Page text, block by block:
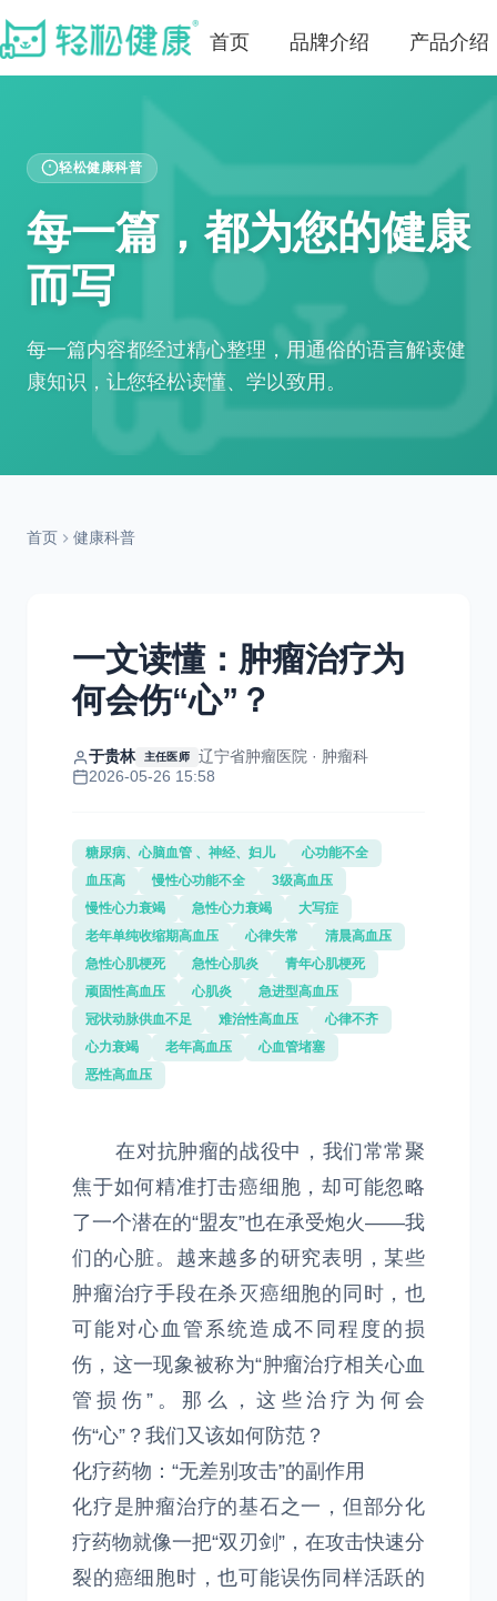
首页 品牌介绍 产品介绍
轻松健康科普
每一篇，都为您的健康
而写
每一篇内容都经过精心整理，用通俗的语言解读健
康知识，让您轻松读懂、学以致用。
首页 健康科普
一文读懂：肿瘤治疗为
何会伤“心”？
于贵林 主任医师
辽宁省肿瘤医院 · 肿瘤科
2026-05-26 15:58
糖尿病、心脑血管 、神经、妇儿
心功能不全
血压高
慢性心功能不全
3级高血压
慢性心力衰竭
急性心力衰竭
大写症
老年单纯收缩期高血压
心律失常
清晨高血压
急性心肌梗死
急性心肌炎
青年心肌梗死
顽固性高血压
心肌炎
急进型高血压
冠状动脉供血不足
难治性高血压
心律不齐
心力衰竭
老年高血压
心血管堵塞
恶性高血压
在对抗肿瘤的战役中，我们常常聚
焦于如何精准打击癌细胞，却可能忽略
了一个潜在的“盟友”也在承受炮火——我
们的心脏。越来越多的研究表明，某些
肿瘤治疗手段在杀灭癌细胞的同时，也
可能对心血管系统造成不同程度的损
伤，这一现象被称为“肿瘤治疗相关心血
管损伤”。那么，这些治疗为何会
伤“心”？我们又该如何防范？
化疗药物：“无差别攻击”的副作用
化疗是肿瘤治疗的基石之一，但部分化
疗药物就像一把“双刃剑”，在攻击快速分
裂的癌细胞时，也可能误伤同样活跃的